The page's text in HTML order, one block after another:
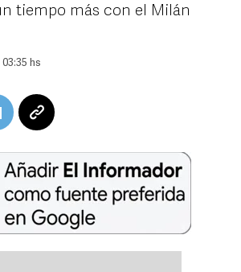
tiempo más con el Milán
hs